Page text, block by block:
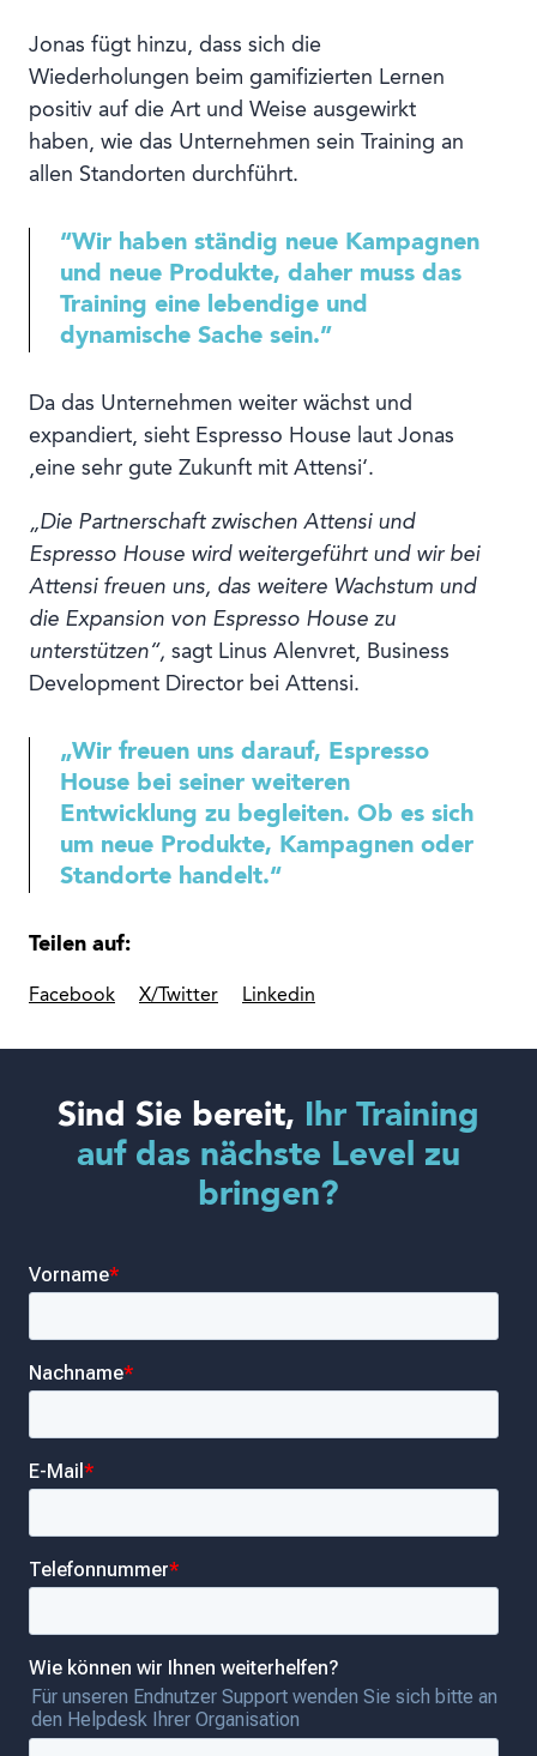
Jonas fügt hinzu, dass sich die
Wiederholungen beim gamifizierten Lernen
positiv auf die Art und Weise ausgewirkt
haben, wie das Unternehmen sein Training an
allen Standorten durchführt.
“Wir haben ständig neue Kampagnen
und neue Produkte, daher muss das
Training eine lebendige und
dynamische Sache sein.”
Da das Unternehmen weiter wächst und
expandiert, sieht Espresso House laut Jonas
‚eine sehr gute Zukunft mit Attensi‘.
„Die Partnerschaft zwischen Attensi und
Espresso House wird weitergeführt und wir bei
Attensi freuen uns, das weitere Wachstum und
die Expansion von Espresso House zu
unterstützen“, sagt Linus Alenvret, Business
Development Director bei Attensi.
„Wir freuen uns darauf, Espresso
House bei seiner weiteren
Entwicklung zu begleiten. Ob es sich
um neue Produkte, Kampagnen oder
Standorte handelt.“
Teilen auf:
Facebook X/Twitter Linkedin
Sind Sie bereit,
Ihr Training
auf das nächste Level zu
bringen?